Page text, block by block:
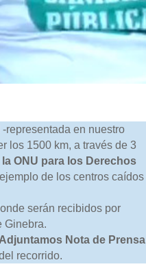
-representada en nuestro
los 1500 km, a través de 3
ONU para los Derechos
de los centros caídos
serán recibidos por
Ginebra.
Adjuntamos Nota de Prensa
recorrido.